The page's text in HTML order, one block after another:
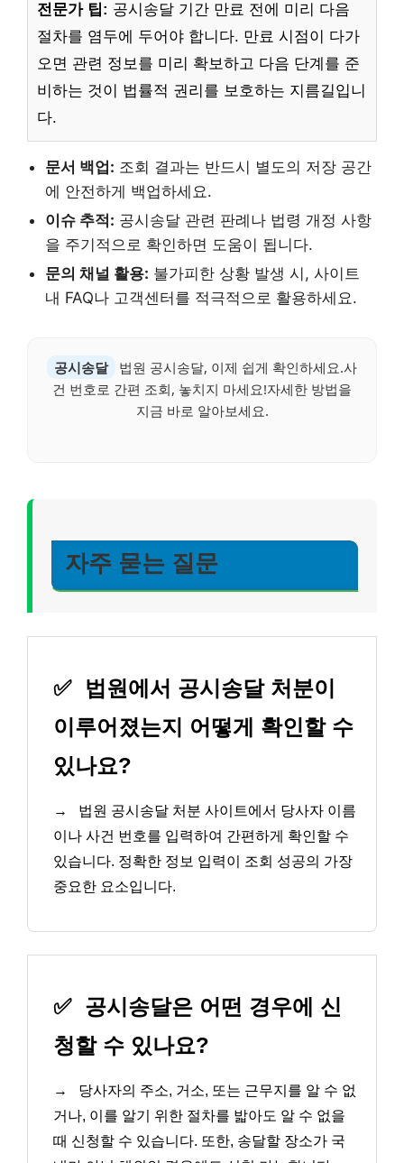
전문가 팁: 공시송달 기간 만료 전에 미리 다음
절차를 염두에 두어야 합니다. 만료 시점이 다가
오면 관련 정보를 미리 확보하고 다음 단계를 준
비하는 것이 법률적 권리를 보호하는 지름길입니
다.
문서 백업: 조회 결과는 반드시 별도의 저장 공간
에 안전하게 백업하세요.
이슈 추적: 공시송달 관련 판례나 법령 개정 사항
을 주기적으로 확인하면 도움이 됩니다.
문의 채널 활용: 불가피한 상황 발생 시, 사이트
내 FAQ나 고객센터를 적극적으로 활용하세요.
공시송달
법원 공시송달, 이제 쉽게 확인하세요.사
건 번호로 간편 조회, 놓치지 마세요!자세한 방법을
지금 바로 알아보세요.
자주 묻는 질문
✅
법원에서 공시송달 처분이
이루어졌는지 어떻게 확인할 수
있나요?
→
법원 공시송달 처분 사이트에서 당사자 이름
이나 사건 번호를 입력하여 간편하게 확인할 수
있습니다. 정확한 정보 입력이 조회 성공의 가장
중요한 요소입니다.
✅ 공시송달은 어떤 경우에 신
청할 수 있나요?
→
당사자의 주소, 거소, 또는 근무지를 알 수 없
거나, 이를 알기 위한 절차를 밟아도 알 수 없을
때 신청할 수 있습니다. 또한, 송달할 장소가 국